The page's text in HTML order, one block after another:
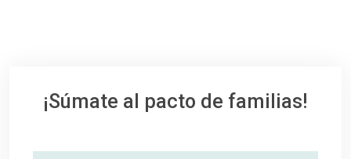
¡Súmate al pacto de familias!